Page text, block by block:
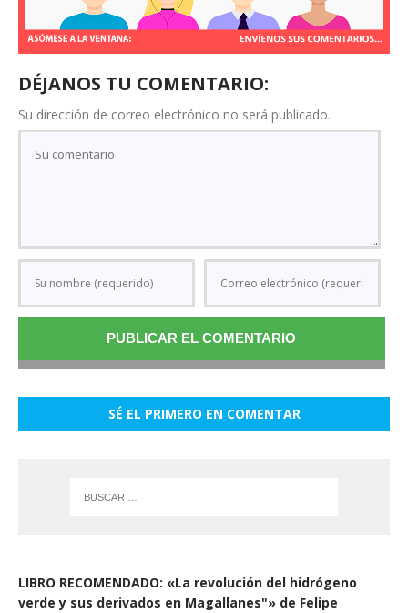
DÉJANOS TU COMENTARIO:
Su dirección de correo electrónico no será publicado.
SÉ EL PRIMERO EN COMENTAR
LIBRO RECOMENDADO: «La revolución del hidrógeno
verde y sus derivados en Magallanes"» de Felipe